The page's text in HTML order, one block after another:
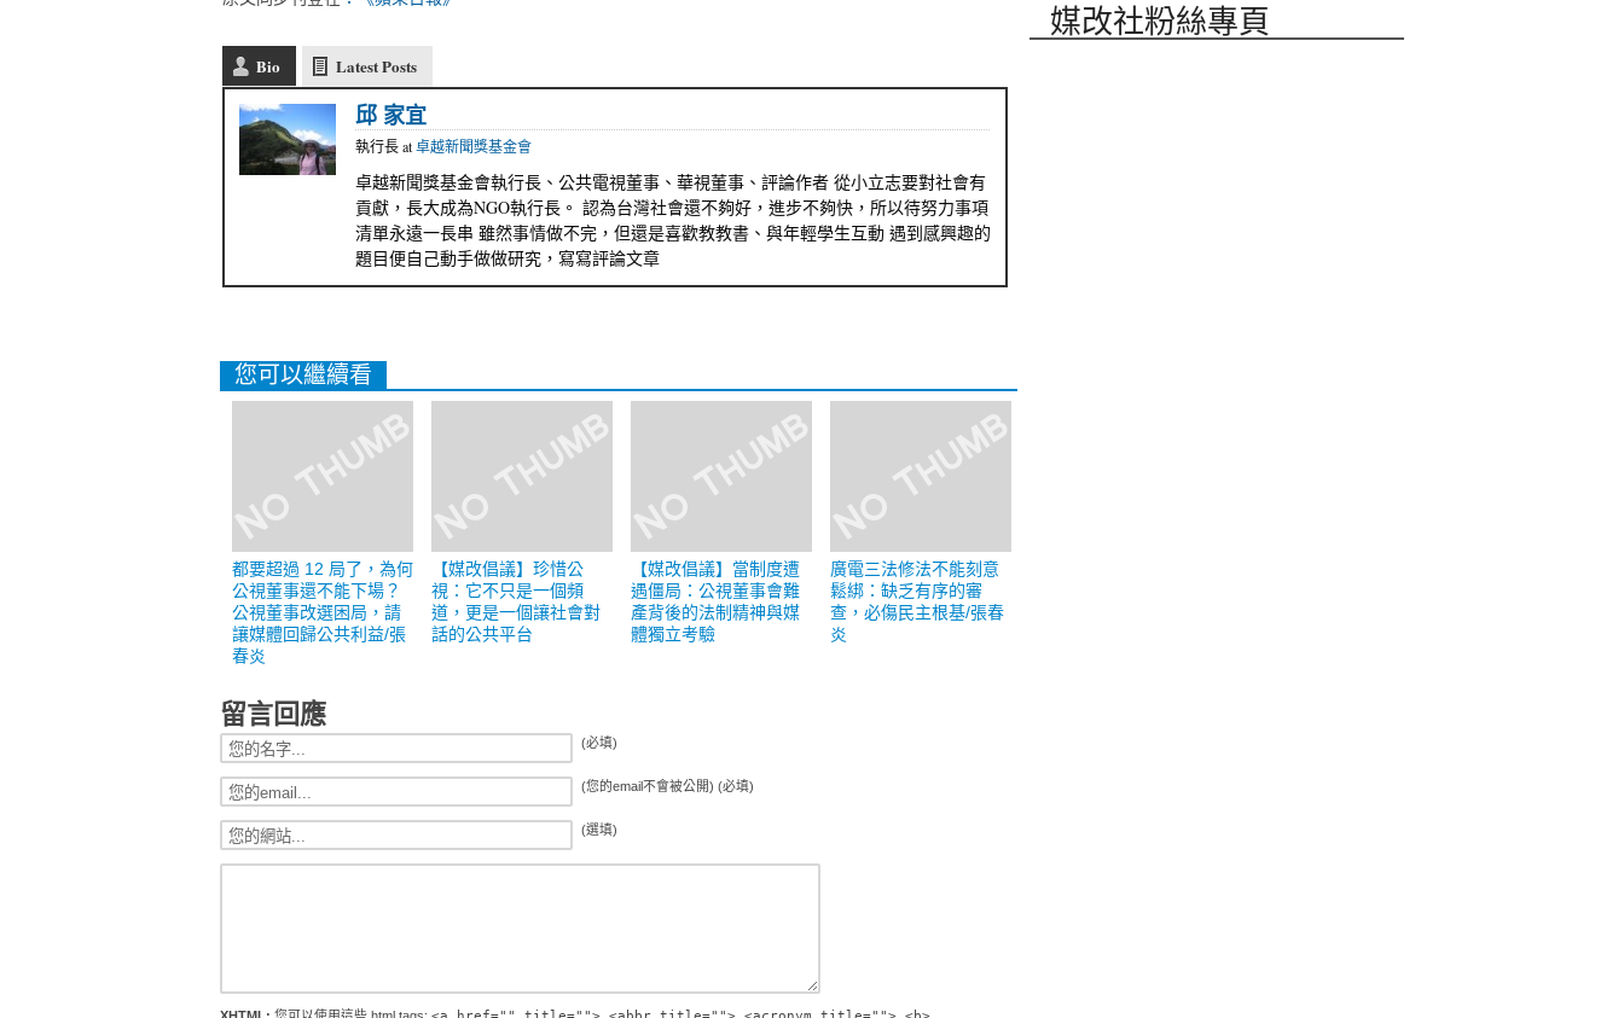
Bio Latest Posts
邱 家宜
執行長at卓越新聞獎基金會
卓越新聞獎基金會執行長、公共電視董事、華視董事、評論作者 從小立志要對社會有
貢獻，長大成為NGO執行長。 認為台灣社會還不夠好，進步不夠快，所以待努力事項
清單永遠一長串 雖然事情做不完，但還是喜歡教教書、與年輕學生互動 遇到感興趣的
題目便自己動手做做研究，寫寫評論文章
您可以繼續看
都要超過 12 局了，為何
公視董事還不能下場？
公視董事改選困局，請
讓媒體回歸公共利益/張
春炎
【媒改倡議】珍惜公
視：它不只是一個頻
道，更是一個讓社會對
話的公共平台
【媒改倡議】當制度遭
遇僵局：公視董事會難
產背後的法制精神與媒
體獨立考驗
廣電三法修法不能刻意
鬆綁：缺乏有序的審
查，必傷民主根基/張春
炎
留言回應
(必填)
(您的email不會被公開) (必填)
(選填)
XHTML: 您可以使用這些 html tags:
媒改社粉絲專頁